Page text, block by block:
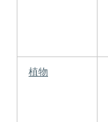
植物